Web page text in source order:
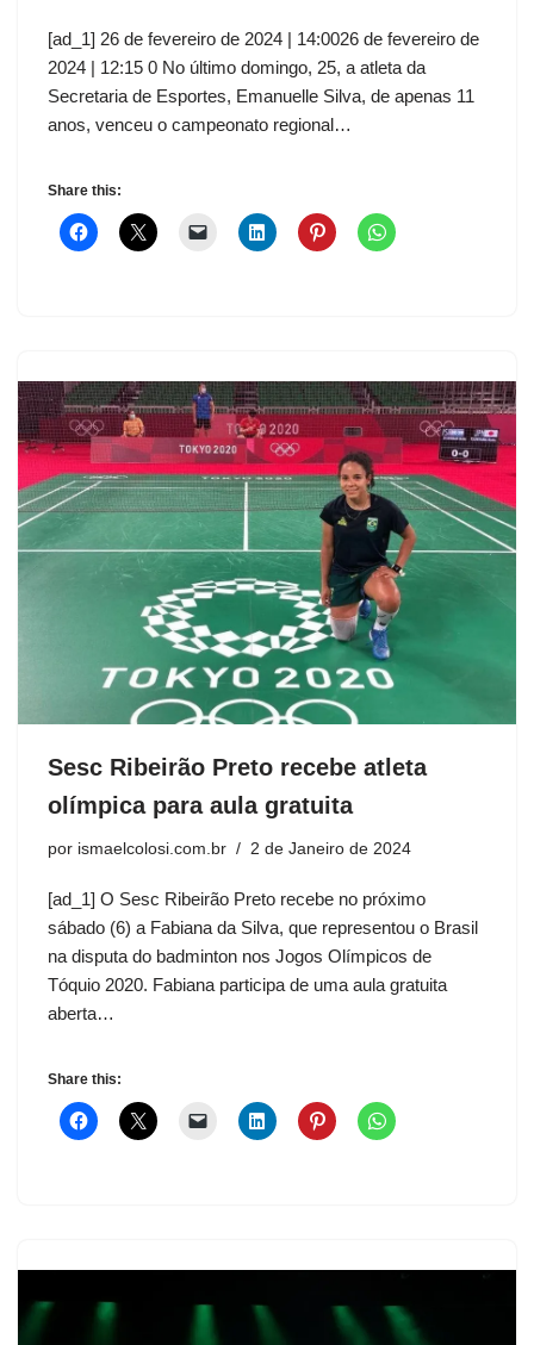
[ad_1] 26 de fevereiro de 2024 | 14:0026 de fevereiro de
2024 | 12:15 0 No último domingo, 25, a atleta da
Secretaria de Esportes, Emanuelle Silva, de apenas 11
anos, venceu o campeonato regional…
Share this:
Sesc Ribeirão Preto recebe atleta
olímpica para aula gratuita
por ismaelcolosi.com.br 2 de Janeiro de 2024
[ad_1] O Sesc Ribeirão Preto recebe no próximo
sábado (6) a Fabiana da Silva, que representou o Brasil
na disputa do badminton nos Jogos Olímpicos de
Tóquio 2020. Fabiana participa de uma aula gratuita
aberta…
Share this: